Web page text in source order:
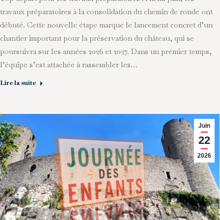
travaux préparatoires à la consolidation du chemin de ronde ont
débuté. Cette nouvelle étape marque le lancement concret d’un
chantier important pour la préservation du château, qui se
poursuivra sur les années 2026 et 2027. Dans un premier temps,
l’équipe s’est attachée à rassembler les…
Lire la suite
Juin
22
2026